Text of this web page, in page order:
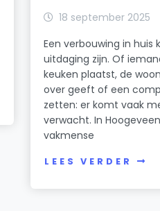
18 september 2025
Een verbouwing in huis
uitdaging zijn. Of
keuken plaatst, de
over geeft of een
zetten: er komt vaak
verwacht. In
vakmense
LEES VERDER